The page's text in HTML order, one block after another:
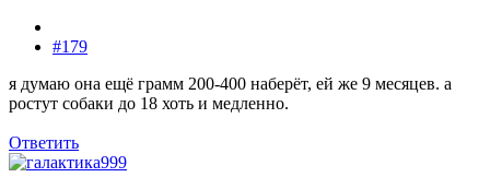
#179
я думаю она ещё грамм 200-400 наберёт, ей же 9 месяцев. а
ростут собаки до 18 хоть и медленно.
Ответить